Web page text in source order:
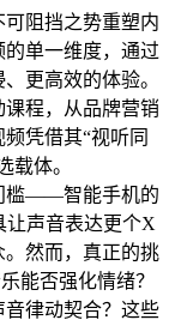
阻挡之势重塑内
单一维度，通过
更高效的体验。
程，从品牌营销
凭借其“视听同
载体。
槛——智能手机的
让声音表达更个X
然而，真正的挑
能否强化情绪？
律动契合？这些